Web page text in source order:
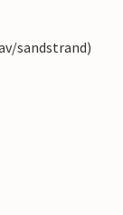
sandstrand)